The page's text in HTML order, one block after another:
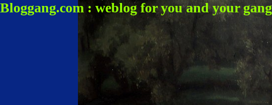
Bloggang.com : weblog for you and your gang